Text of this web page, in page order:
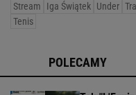
Stream Iga Świątek Under
Tenis
POLECAMY